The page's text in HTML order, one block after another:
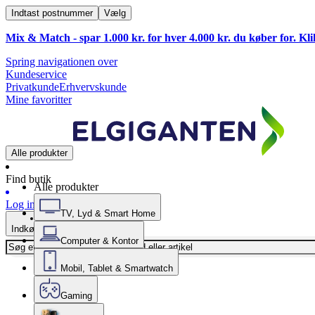
Indtast postnummer Vælg
Mix & Match - spar 1.000 kr. for hver 4.000 kr. du køber for.
Spring navigationen over
Kundeservice
PrivatkundeErhvervskunde
Mine favoritter
Alle produkter
Find butik
Log ind
Indkøbskurv
Alle produkter
TV, Lyd & Smart Home
Computer & Kontor
Mobil, Tablet & Smartwatch
Gaming